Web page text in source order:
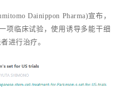
Dainippon Pharma)宣布，
项临床试验，使用诱导多能干细
进行治疗。